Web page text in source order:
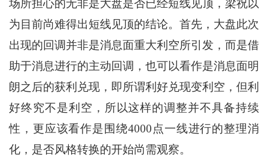
场所担心的无非是大盘是否已经短线见顶，梁祝以
为目前尚难得出短线见顶的结论。首先，大盘此次
出现的回调并非是消息面重大利空所引发，而是借
助于消息进行的主动回调，也可以看作是消息面明
朗之后的获利兑现，即所谓利好兑现变利空，但利
好终究不是利空，所以这样的调整并不具备持续
性，更应该看作是围绕4000点一线进行的整理消
化，是否风格转换的开始尚需观察。